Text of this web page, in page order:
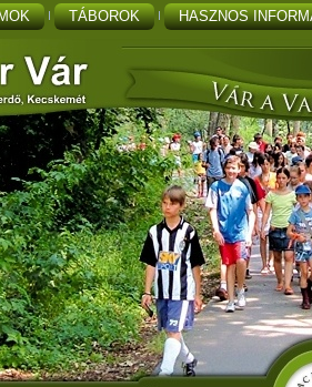
TÁBOROK HASZNOS